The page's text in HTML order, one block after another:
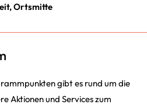
Ortsmitte
gibt es rund um die
Aktionen und Services zum